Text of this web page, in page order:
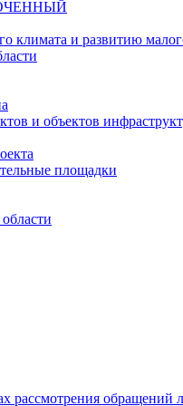
и развитию
и объектов
площадки
рассмотрения обращений